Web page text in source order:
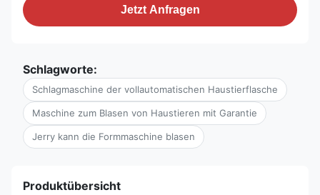
Jetzt Anfragen
Schlagworte:
Schlagmaschine der vollautomatischen Haustierflasche
Maschine zum Blasen von Haustieren mit Garantie
Jerry kann die Formmaschine blasen
Produktübersicht